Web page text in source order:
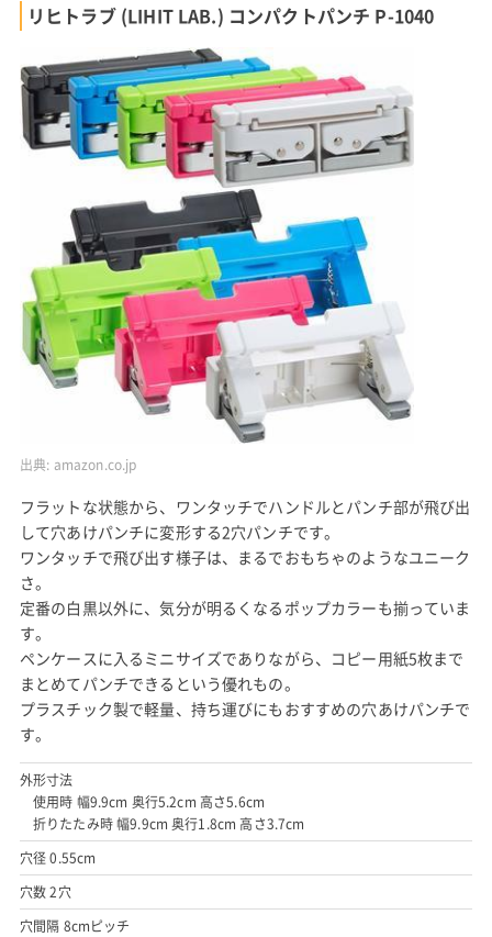
リヒトラブ (LIHIT LAB.) コンパクトパンチ P-1040
出典: amazon.co.jp
フラットな状態から、ワンタッチでハンドルとパンチ部が飛び出
して穴あけパンチに変形する2穴パンチです。
ワンタッチで飛び出す様子は、まるでおもちゃのようなユニーク
さ。
定番の白黒以外に、気分が明るくなるポップカラーも揃っていま
す。
ペンケースに入るミニサイズでありながら、コピー用紙5枚まで
まとめてパンチできるという優れもの。
プラスチック製で軽量、持ち運びにもおすすめの穴あけパンチで
す。
外形寸法
使用時 幅9.9cm 奥行5.2cm 高さ5.6cm
折りたたみ時 幅9.9cm 奥行1.8cm 高さ3.7cm
穴径 0.55cm
穴数 2穴
穴間隔 8cmピッチ